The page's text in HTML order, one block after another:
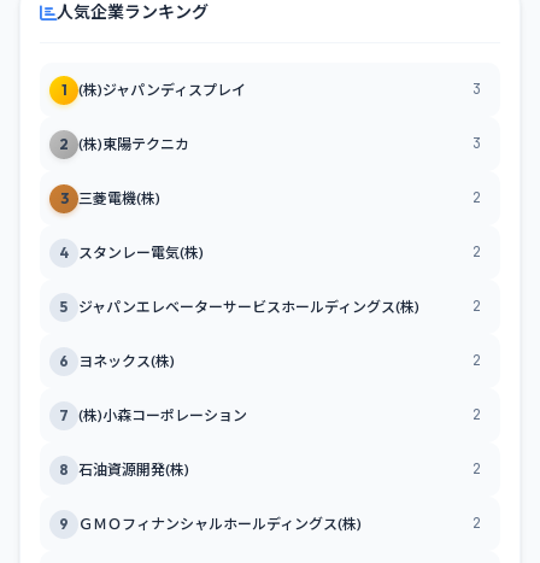
人気企業ランキング
1 (株)ジャパンディスプレイ 3
2 (株)東陽テクニカ 3
3 三菱電機(株) 2
4 スタンレー電気(株) 2
5 ジャパンエレベーターサービスホールディングス(株) 2
6 ヨネックス(株) 2
7 (株)小森コーポレーション 2
8 石油資源開発(株) 2
9 ＧＭＯフィナンシャルホールディングス(株) 2